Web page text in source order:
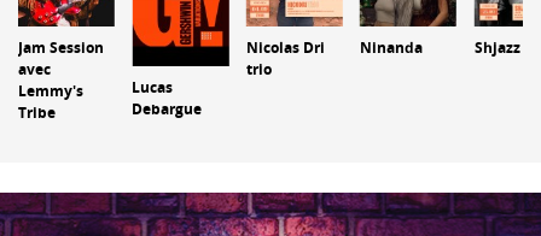
Jam Session
avec
Lemmy's
Tribe
Lucas
Debargue
Nicolas Dri
trio
Ninanda Shjazz